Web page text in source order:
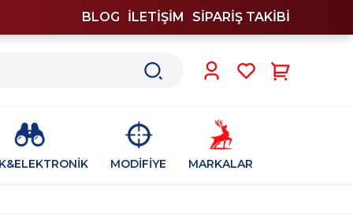
BLOG İLETİŞİM SİPARİŞ TAKİBİ
MODİFİYE MARKALAR